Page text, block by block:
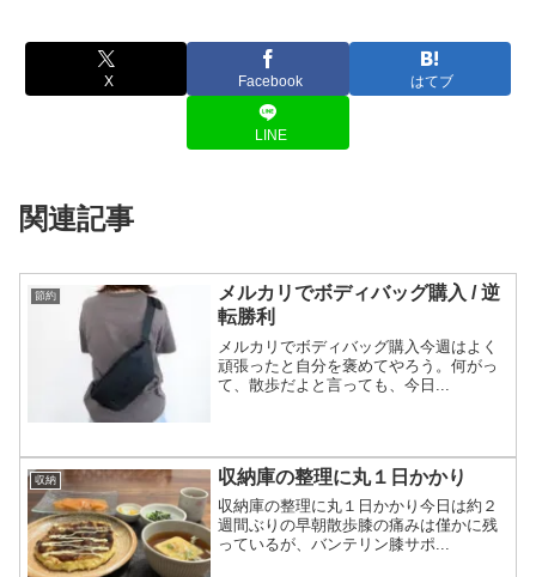
X Facebook はてブ
LINE
関連記事
節約
メルカリでボディバッグ購入 / 逆
転勝利
メルカリでボディバッグ購入今週はよく
頑張ったと自分を褒めてやろう。何がっ
て、散歩だよと言っても、今日...
収納 収納庫の整理に丸１日かかり
収納庫の整理に丸１日かかり今日は約２
週間ぶりの早朝散歩膝の痛みは僅かに残
っているが、バンテリン膝サポ...